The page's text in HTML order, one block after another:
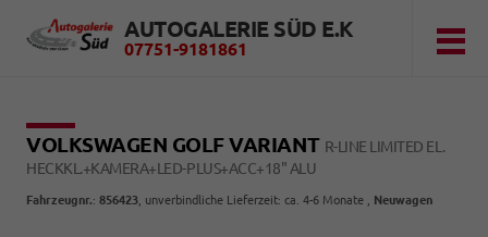
AUTOGALERIE SÜD E.K
07751-9181861
VOLKSWAGEN GOLF VARIANT R-LINE LIMITED EL.
HECKKL.+KAMERA+LED-PLUS+ACC+18" ALU
Fahrzeugnr.: 856423 , unverbindliche Lieferzeit: ca. 4-6 Monate , Neuwagen